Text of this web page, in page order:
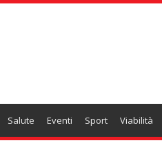
Salute Eventi Sport Viabilità